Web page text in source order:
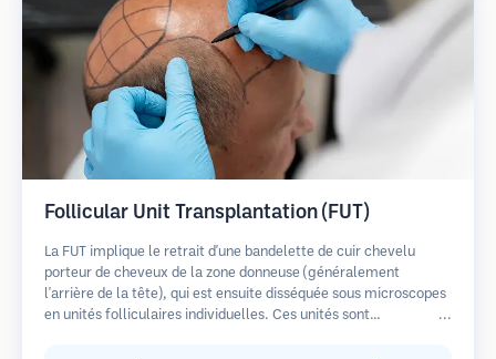
Follicular Unit Transplantation (FUT)
La FUT implique le retrait d'une bandelette de cuir chevelu
porteur de cheveux de la zone donneuse (généralement
l'arrière de la tête), qui est ensuite disséquée sous microscopes
en unités folliculaires individuelles. Ces unités sont